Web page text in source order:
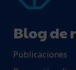
Blog de
Publicaciones